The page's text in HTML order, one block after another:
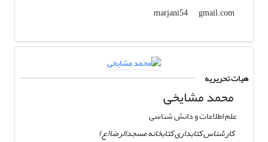
marjani54
gmail.com
هیات تحریریه
محمد مشایخی
علم اطلاعات و دانش شناسی
کارشناس کتابداری کتابخانه مسجدالرضا(ع)